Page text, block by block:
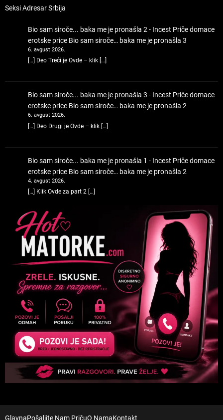
Seksi Adresar Srbija
Bio sam siroče... baka me je pronašla 2 - Incest Priče domace
erotske price Bio sam siroče… baka me je pronašla 3
6. avgust 2026.
[…] Deo Treći je Ovde – klik […]
Bio sam siroče... baka me je pronašla 3 - Incest Priče domace
erotske price Bio sam siroče… baka me je pronašla 2
6. avgust 2026.
[…] Deo Drugi je Ovde – klik […]
Bio sam siroče... baka me je pronašla 1 - Incest Priče domace
erotske price Bio sam siroče… baka me je pronašla 2
4. avgust 2026.
[…] Klik Ovde za part 2 […]
GlavnaPošaljite Nam PričuO NamaKontakt